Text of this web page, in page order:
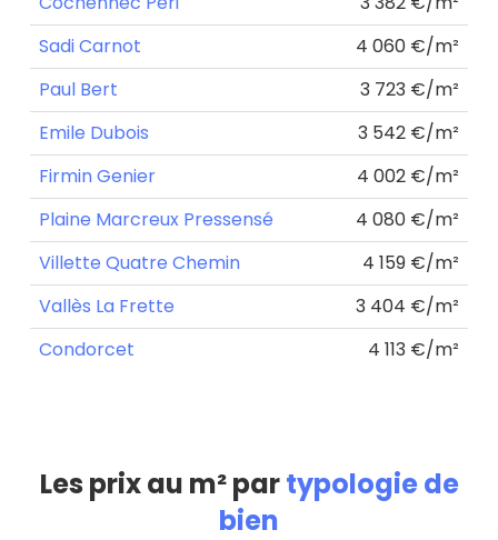
Sadi Carnot
4 060 €/m²
Paul Bert
3 723 €/m²
Emile Dubois
3 542 €/m²
Firmin Genier
4 002 €/m²
Plaine Marcreux Pressensé
4 080 €/m²
Villette Quatre Chemin
4 159 €/m²
Vallès La Frette
3 404 €/m²
Condorcet
4 113 €/m²
Les prix au m² partypologie de
bien